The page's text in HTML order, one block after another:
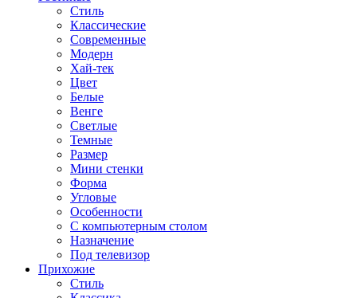
Стиль
Классические
Современные
Модерн
Хай-тек
Цвет
Белые
Венге
Светлые
Темные
Размер
Мини стенки
Форма
Угловые
Особенности
С компьютерным столом
Назначение
Под телевизор
Прихожие
Стиль